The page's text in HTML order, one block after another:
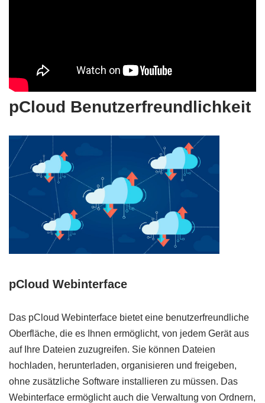
pCloud Benutzerfreundlichkeit
pCloud Webinterface
Das pCloud Webinterface bietet eine benutzerfreundliche
Oberfläche, die es Ihnen ermöglicht, von jedem Gerät aus
auf Ihre Dateien zuzugreifen. Sie können Dateien
hochladen, herunterladen, organisieren und freigeben,
ohne zusätzliche Software installieren zu müssen. Das
Webinterface ermöglicht auch die Verwaltung von Ordnern,